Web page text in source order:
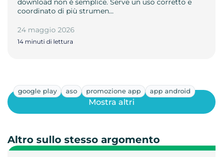
download non è semplice. Serve un uso corretto e
coordinato di più strumen…
24 maggio 2026
14 minuti di lettura
google play aso promozione app app android
Mostra altri
Altro sullo stesso argomento